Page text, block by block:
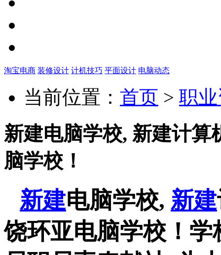
淘宝电商 装修设计 计机技巧 平面设计 电脑动态
当前位置： 首页 > 职
新建电脑学校, 新建计
脑学校！
新建电脑学校, 新建
饶环亚电脑学校！学